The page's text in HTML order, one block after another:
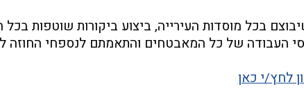
בכל מוסדות העירייה, ביצוע ביקורות שוטפות בכל
העבודה של כל המאבטחים והתאמתם לנספחי החוזה
לחץ/י כאן